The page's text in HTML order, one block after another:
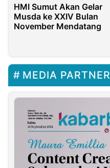
HMI Sumut Akan Gelar
Musda ke XXIV Bulan
November Mendatang
MEDIA PARTNER